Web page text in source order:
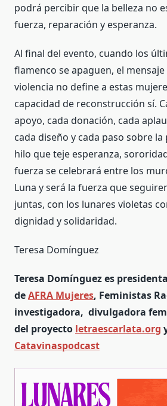
podrá percibir que la belleza no
fuerza, reparación y esperanza.
Al final del evento, cuando los
flamenco se apaguen, el
violencia no define a estas
capacidad de reconstrucción sí.
apoyo, cada donación, cada
cada diseño y cada paso sobre la
hilo que teje esperanza,
fuerza se celebrará entre los
Luna y será la fuerza que
juntas, con los lunares violetas
dignidad y solidaridad.
Teresa Domínguez
Teresa Domínguez es
deAFRA Mujeres, Feministas
investigadora, divulgadora
del proyecto letraescarlata.org
Catavinaspodcast